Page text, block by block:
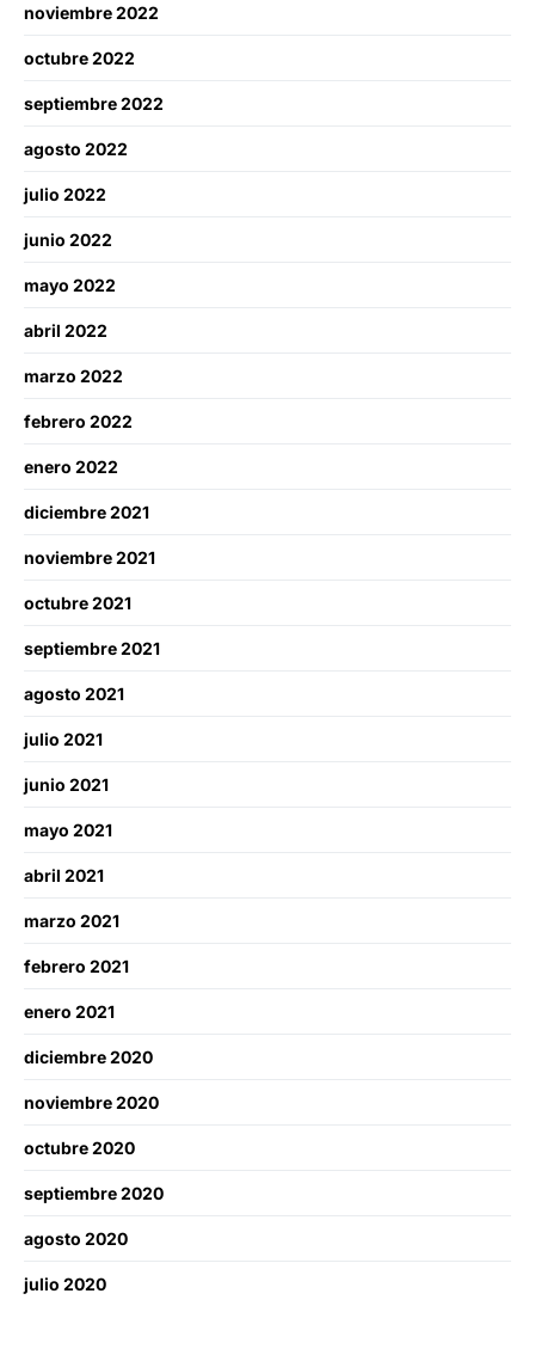
noviembre 2022
octubre 2022
septiembre 2022
agosto 2022
julio 2022
junio 2022
mayo 2022
abril 2022
marzo 2022
febrero 2022
enero 2022
diciembre 2021
noviembre 2021
octubre 2021
septiembre 2021
agosto 2021
julio 2021
junio 2021
mayo 2021
abril 2021
marzo 2021
febrero 2021
enero 2021
diciembre 2020
noviembre 2020
octubre 2020
septiembre 2020
agosto 2020
julio 2020